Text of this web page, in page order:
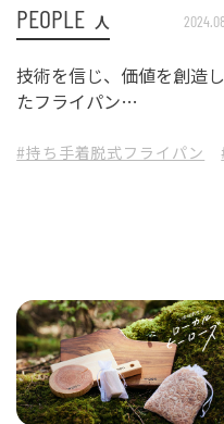
PEOPLE 人
技術を信じ、価値を創造し
たフライパン
クセスストーリー
#持ち手着脱式フライパン